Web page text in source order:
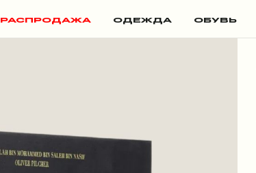
РАСПРОДАЖА ОДЕЖДА ОБУВЬ